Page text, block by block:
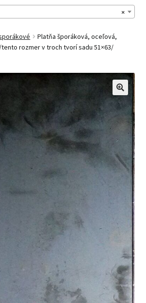
×
Platňa šporáková, oceľová,
tento rozmer v troch tvorí sadu 51×63/
🔍